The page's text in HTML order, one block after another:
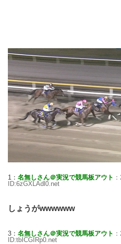
1： 名無しさん＠実況で競馬板アウト
ID:6zGXLAdl0.net
しょうがwwwwww
3： 名無しさん＠実況で競馬板アウト
ID:tbICGIRp0.net